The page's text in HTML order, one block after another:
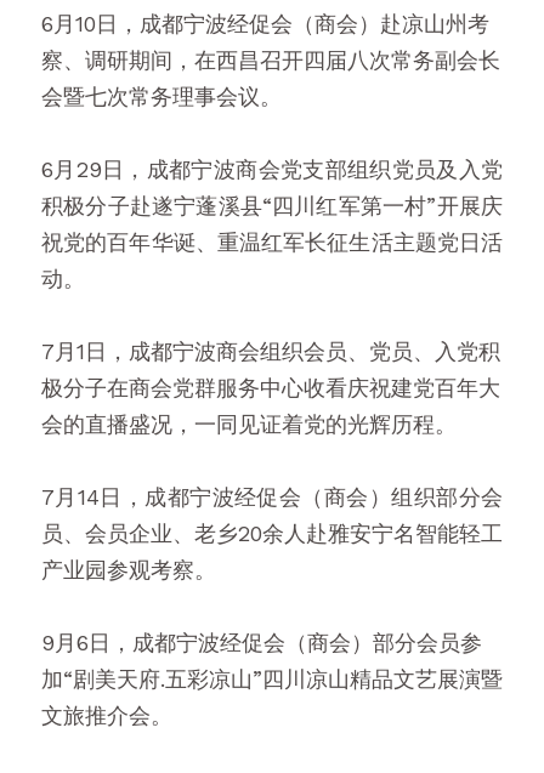
6月10日，成都宁波经促会（商会）赴凉山州考
察、调研期间，在西昌召开四届八次常务副会长
会暨七次常务理事会议。
6月29日，成都宁波商会党支部组织党员及入党
积极分子赴遂宁蓬溪县“四川红军第一村”开展庆
祝党的百年华诞、重温红军长征生活主题党日活
动。
7月1日，成都宁波商会组织会员、党员、入党积
极分子在商会党群服务中心收看庆祝建党百年大
会的直播盛况，一同见证着党的光辉历程。
7月14日，成都宁波经促会（商会）组织部分会
员、会员企业、老乡20余人赴雅安宁名智能轻工
产业园参观考察。
9月6日，成都宁波经促会（商会）部分会员参
加“剧美天府.五彩凉山”四川凉山精品文艺展演暨
文旅推介会。